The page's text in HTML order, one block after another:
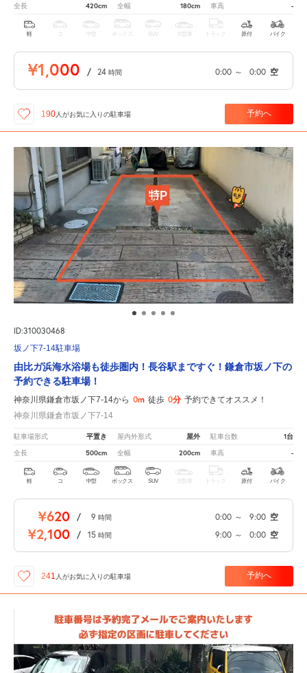
全長 420cm 全幅 180cm 車高 -
軽 中型 ボックス SUV 大型車 トラック 原付 バイク
¥1,000 / 24 時間 0:00 ～ 0:00 空
190 人がお気に入りの駐車場 予約へ
ID:310030468
坂ノ下7-14駐車場
由比ガ浜海水浴場も徒歩圏内！長谷駅まですぐ！鎌倉市坂ノ下の
予約できる駐車場！
神奈川県鎌倉市坂ノ下7-14から 0m 徒歩 0分 予約できてオススメ！
神奈川県鎌倉市坂ノ下7-14
駐車場形式 平置き 屋内外形式 屋外 駐車台数 1台
全長 500cm 全幅 200cm 車高 -
軽 コ 中型 ボックス SUV 大型車 トラック 原付 バイク
¥620 / 9 時間 0:00 ～ 9:00 空
¥2,100 / 15 時間 9:00 ～ 0:00 空
241 人がお気に入りの駐車場 予約へ